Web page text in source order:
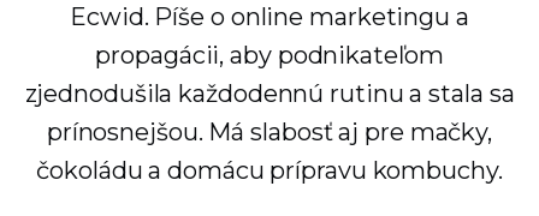
Ecwid. Píše o online marketingu a
propagácii, aby podnikateľom
zjednodušila každodennú rutinu a stala sa
prínosnejšou. Má slabosť aj pre mačky,
čokoládu a domácu prípravu kombuchy.